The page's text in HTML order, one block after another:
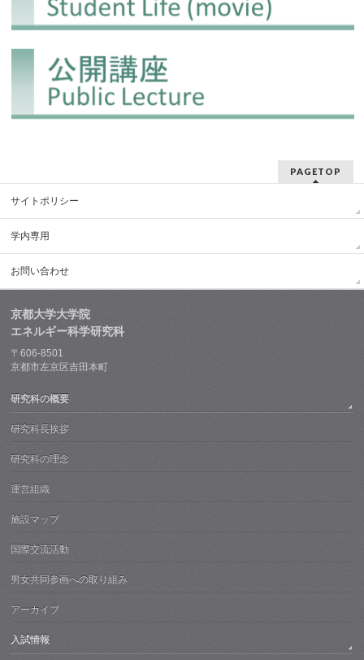
PAGETOP
サイトポリシー
学内専用
お問い合わせ
京都大学大学院
エネルギー科学研究科
〒606-8501
京都市左京区吉田本町
研究科の概要
研究科長挨拶
研究科の理念
運営組織
施設マップ
国際交流活動
男女共同参画への取り組み
アーカイブ
入試情報